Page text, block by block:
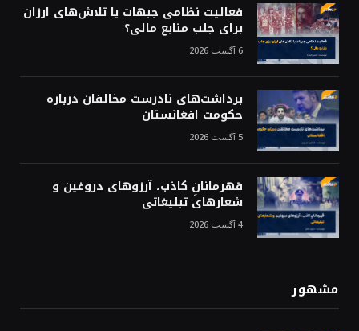
فعالیت نظامی جبهات یا تلاش‌های ارزان
برای جلب منابع مالی؟
6 آگست 2026
برداشت‌های نادرست مخالفان درباره
حکومت افغانستان
5 آگست 2026
قهرمانانِ کاذب، آرزوهای دروغین و
شعارهای تبلیغاتی
4 آگست 2026
مشهور